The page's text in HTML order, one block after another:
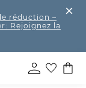
réduction –
Rejoignez la